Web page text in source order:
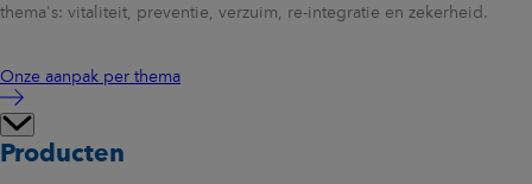
thema's: vitaliteit, preventie, verzuim, re-integratie en zekerheid.
Onze aanpak per thema
Producten